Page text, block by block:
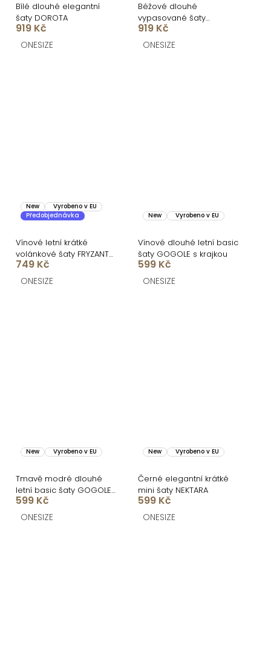
Bílé dlouhé elegantní
šaty DOROTA
919 Kč
ONESIZE
Béžové dlouhé
vypasované šaty
DOROTA na ramínka
919 Kč
ONESIZE
New
Vyrobeno v EU
Předobjednávka
Vínové letní krátké
volánkové šaty FRYZANT
na ramínka
749 Kč
ONESIZE
New Vyrobeno v EU
Vínové dlouhé letní basic
šaty GOGOLE s krajkou
599 Kč
ONESIZE
New Vyrobeno v EU
Tmavě modré dlouhé
letní basic šaty GOGOLE
s krajkou
599 Kč
ONESIZE
New Vyrobeno v EU
Černé elegantní krátké
mini šaty NEKTARA
599 Kč
ONESIZE